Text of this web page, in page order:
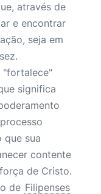
através de
e encontrar
seja em
"fortalece"
significa
que sua
contente
de Cristo.
de Filipenses